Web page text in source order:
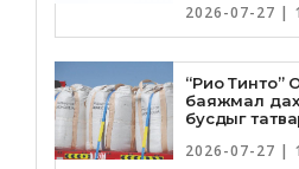
2026-07-27 |
“Рио Тинто”
баяжмал дахь
бусдыг
2026-07-27 |